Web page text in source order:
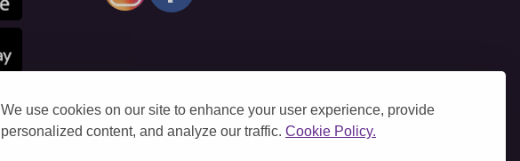
We use cookies on our site to enhance your user experience, provide
personalized content, and analyze our traffic. Cookie Policy.